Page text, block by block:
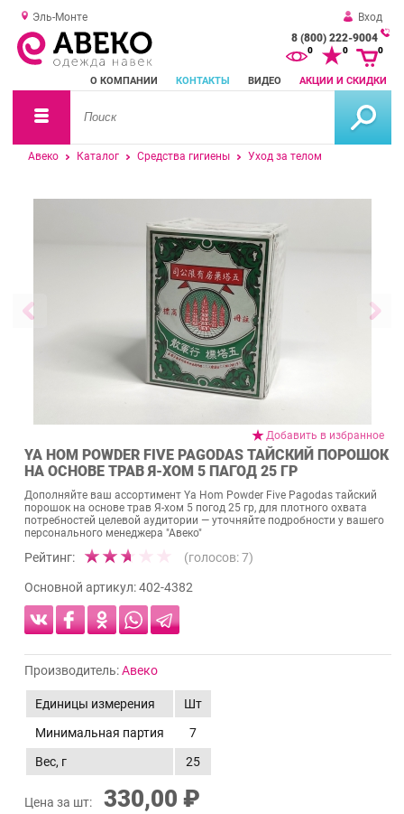
Эль-Монте
Вход
8 (800) 222-9004
О КОМПАНИИ КОНТАКТЫ ВИДЕО АКЦИИ И СКИДКИ
0 0 0
Авеко Каталог Средства гигиены Уход за телом
Добавить в избранное
YA HOM POWDER FIVE PAGODAS ТАЙСКИЙ ПОРОШОК
НА ОСНОВЕ ТРАВ Я-ХОМ 5 ПАГОД 25 ГР
Дополняйте ваш ассортимент Ya Hom Powder Five Pagodas тайский
порошок на основе трав Я-хом 5 погод 25 гр, для плотного охвата
потребностей целевой аудитории — уточняйте подробности у вашего
персонального менеджера "Авеко"
Рейтинг: (голосов:7)
Основной артикул:402-4382
Производитель:Авеко
Единицы измерения
Шт
Минимальная партия
7
Вес, г
25
Цена за шт: 330,00 ₽